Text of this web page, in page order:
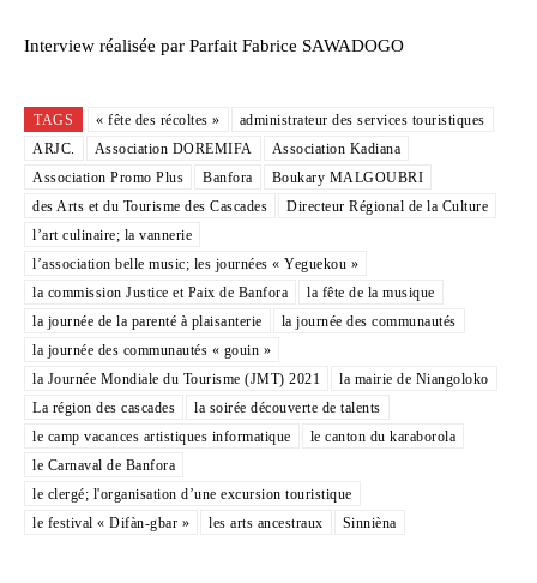
Interview réalisée par Parfait Fabrice SAWADOGO
TAGS « fête des récoltes »
administrateur des services touristiques
ARJC.
Association DOREMIFA
Association Kadiana
Association Promo Plus
Banfora
Boukary MALGOUBRI
des Arts et du Tourisme des Cascades
Directeur Régional de la Culture
l’art culinaire; la vannerie
l’association belle music; les journées « Yeguekou »
la commission Justice et Paix de Banfora
la fête de la musique
la journée de la parenté à plaisanterie
la journée des communautés
la journée des communautés « gouin »
la Journée Mondiale du Tourisme (JMT) 2021
la mairie de Niangoloko
La région des cascades
la soirée découverte de talents
le camp vacances artistiques informatique
le canton du karaborola
le Carnaval de Banfora
le clergé; l'organisation d’une excursion touristique
le festival « Difàn-gbar »
les arts ancestraux Sinnièna